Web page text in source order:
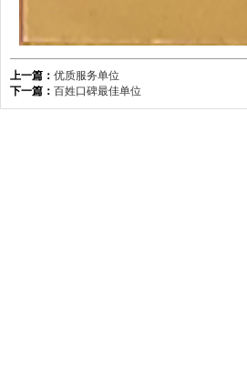
上一篇： 优质服务单位
下一篇： 百姓口碑最佳单位